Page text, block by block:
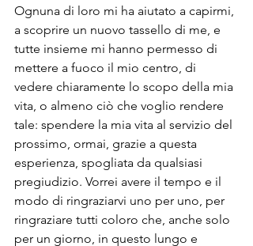
Ognuna di loro mi ha aiutato a capirmi,
a scoprire un nuovo tassello di me, e
tutte insieme mi hanno permesso di
mettere a fuoco il mio centro, di
vedere chiaramente lo scopo della mia
vita, o almeno ciò che voglio rendere
tale: spendere la mia vita al servizio del
prossimo, ormai, grazie a questa
esperienza, spogliata da qualsiasi
pregiudizio. Vorrei avere il tempo e il
modo di ringraziarvi uno per uno, per
ringraziare tutti coloro che, anche solo
per un giorno, in questo lungo e